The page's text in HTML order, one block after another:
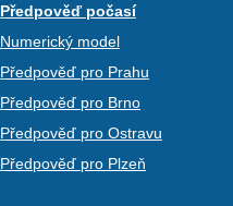
Předpověď počasí
Numerický model
Předpověď pro Prahu
Předpověď pro Brno
Předpověď pro Ostravu
Předpověď pro Plzeň